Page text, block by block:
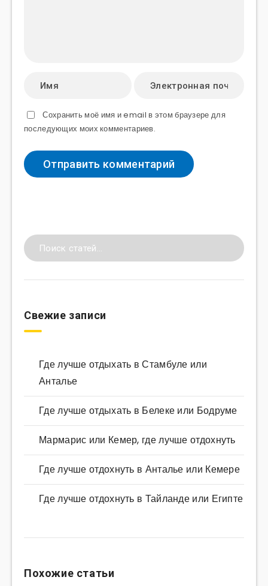
Сохранить моё имя и email в этом браузере для
последующих моих комментариев.
Свежие записи
Где лучше отдыхать в Стамбуле или
Анталье
Где лучше отдыхать в Белеке или Бодруме
Мармарис или Кемер, где лучше отдохнуть
Где лучше отдохнуть в Анталье или Кемере
Где лучше отдохнуть в Тайланде или Египте
Похожие статьи